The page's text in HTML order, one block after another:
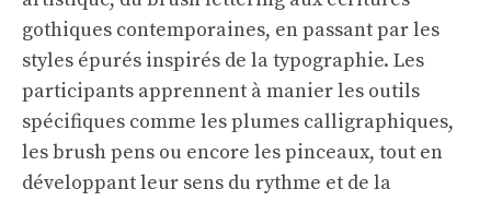
gothiques contemporaines, en passant par les
styles épurés inspirés de la typographie. Les
participants apprennent à manier les outils
spécifiques comme les plumes calligraphiques,
les brush pens ou encore les pinceaux, tout en
développant leur sens du rythme et de la